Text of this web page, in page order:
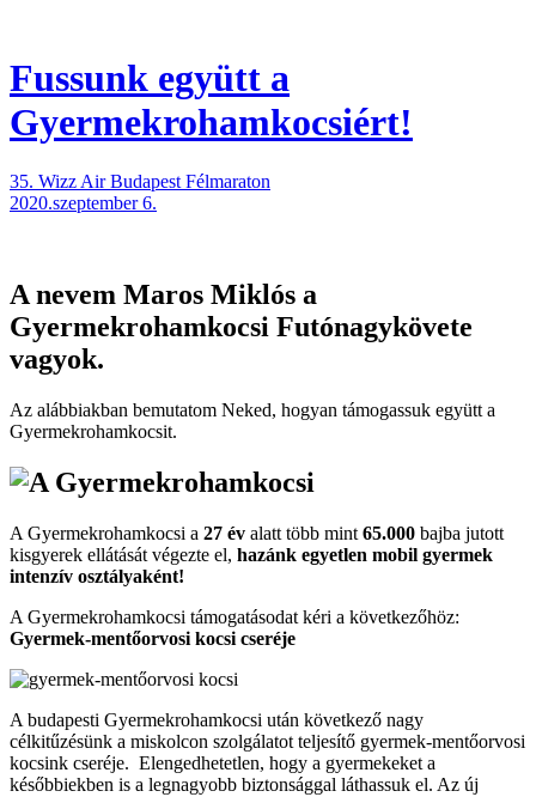
Fussunk együtt a
Gyermekrohamkocsiért!
35. Wizz Air Budapest Félmaraton
2020.szeptember 6.
A nevem Maros Miklós a
Gyermekrohamkocsi Futónagykövete
vagyok.
Az alábbiakban bemutatom Neked, hogyan támogassuk együtt a
Gyermekroham­kocsit.
A Gyermekrohamkocsi a 27 év alatt több mint 65.000 bajba jutott
kisgyerek ellátását végezte el, hazánk egyetlen mobil gyermek
intenzív osztályaként!
A Gyermekrohamkocsi támogatásodat kéri a következőhöz:
Gyermek-mentőorvosi kocsi cseréje
A budapesti Gyermekrohamkocsi után következő nagy
célkitűzésünk a miskolcon szolgálatot teljesítő gyermek-mentőorvosi
kocsink cseréje. Elengedhetetlen, hogy a gyermekeket a
későbbiekben is a legnagyobb biztonsággal láthassuk el. Az új